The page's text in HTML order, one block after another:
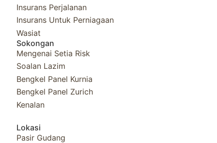
Insurans Perjalanan
Insurans Untuk Perniagaan
Wasiat
Sokongan
Mengenai Setia Risk
Soalan Lazim
Bengkel Panel Kurnia​
Bengkel Panel Zurich
Kenalan
Lokasi
Pasir Gudang